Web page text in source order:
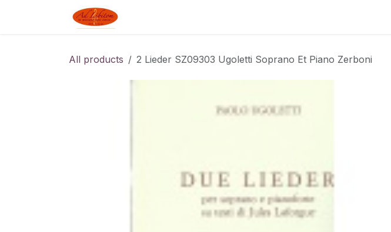
All products 2 Lieder SZ09303 Ugoletti Soprano Et Piano Zerboni